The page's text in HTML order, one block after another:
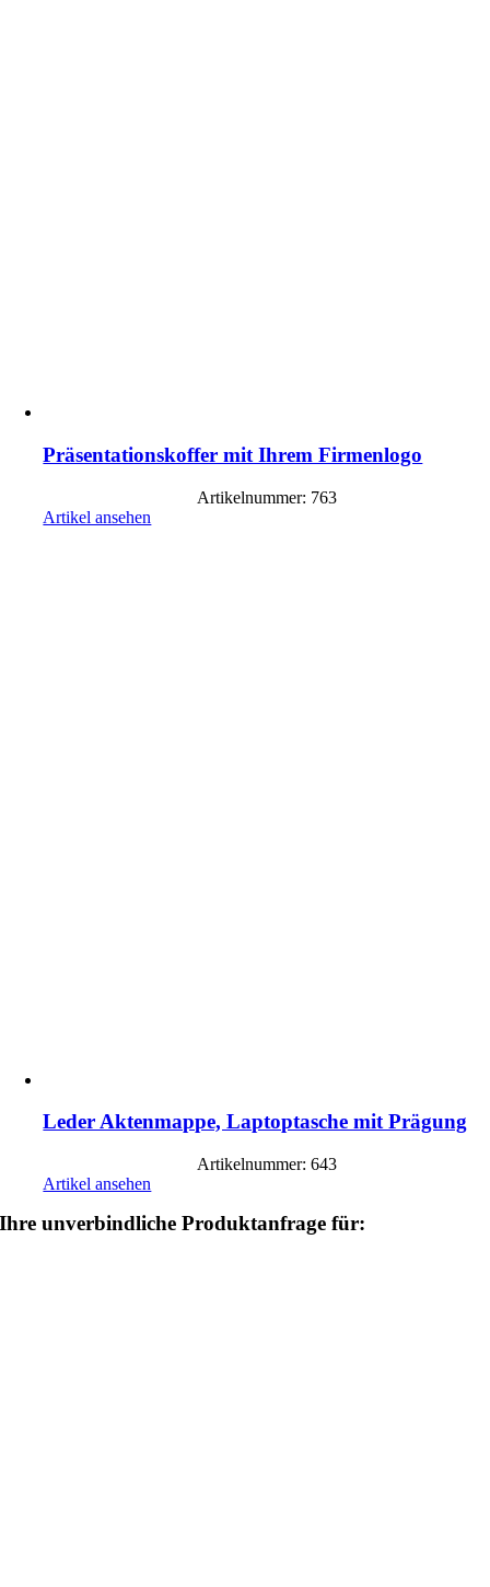
Präsentationskoffer mit Ihrem Firmenlogo
Artikelnummer: 763
Artikel ansehen
Leder Aktenmappe, Laptoptasche mit Prägung
Artikelnummer: 643
Artikel ansehen
Ihre unverbindliche Produktanfrage für: